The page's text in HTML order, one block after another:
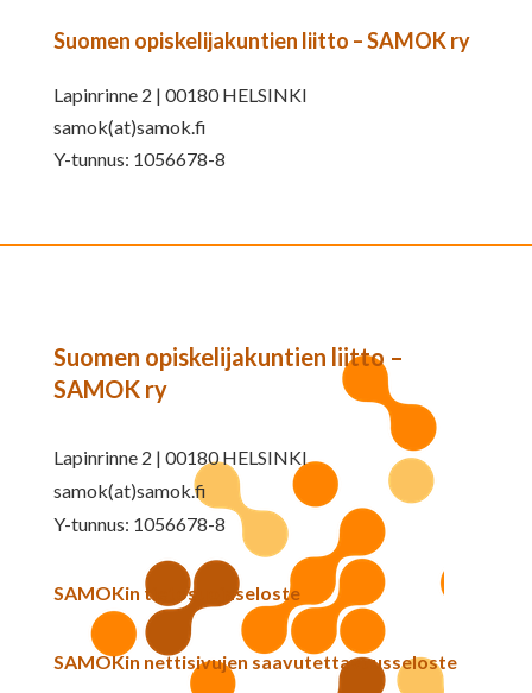
Suomen opiskelijakuntien liitto – SAMOK ry
Lapinrinne 2 | 00180 HELSINKI
samok(at)samok.fi
Y-tunnus: 1056678-8
Suomen opiskelijakuntien liitto –
SAMOK ry
Lapinrinne 2 | 00180 HELSINKI
samok(at)samok.fi
Y-tunnus: 1056678-8
SAMOKin tietosuojaseloste
SAMOKin nettisivujen saavutettavuusseloste